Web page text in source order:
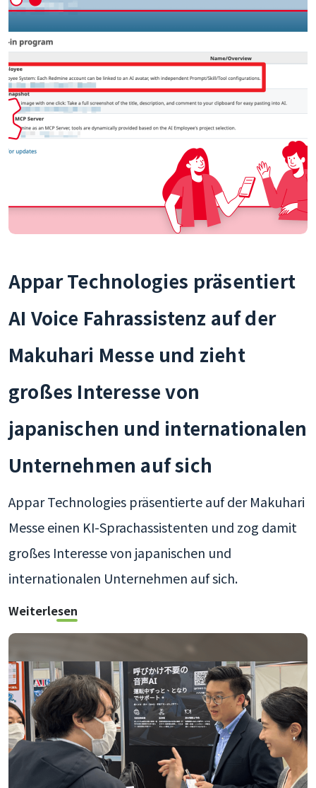
Appar Technologies präsentiert
AI Voice Fahrassistenz auf der
Makuhari Messe und zieht
großes Interesse von
japanischen und internationalen
Unternehmen auf sich
Appar Technologies präsentierte auf der Makuhari
Messe einen KI-Sprachassistenten und zog damit
großes Interesse von japanischen und
internationalen Unternehmen auf sich.
Weiterlesen